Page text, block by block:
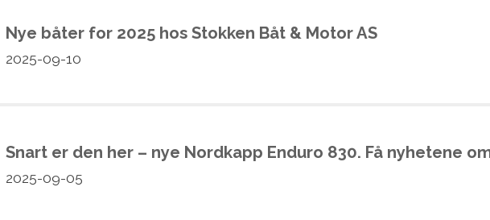
Nye båter for 2025 hos Stokken Båt & Motor AS
2025-09-10
Snart er den her – nye Nordkapp Enduro 830. Få nyhetene
2025-09-05